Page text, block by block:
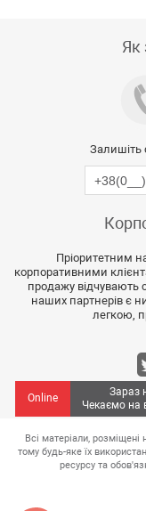
Як
Залишіть
Пріоритетним
корпоративними
продажу відчувають
наших партнерів є
легкою,
Online
Зараз
Чекаємо на
Всі матеріали,
тому будь-яке їх
ресурсу та